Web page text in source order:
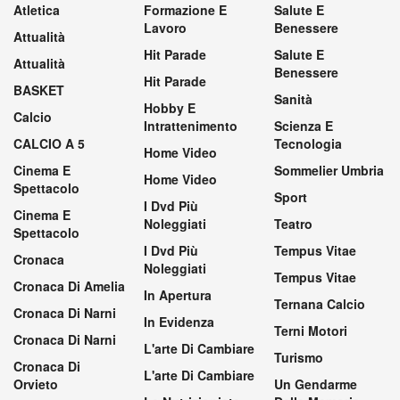
Atletica
Attualità
Attualità
BASKET
Calcio
CALCIO A 5
Cinema E
Spettacolo
Cinema E
Spettacolo
Cronaca
Cronaca Di Amelia
Cronaca Di Narni
Cronaca Di Narni
Cronaca Di
Orvieto
Formazione E
Lavoro
Hit Parade
Hit Parade
Hobby E
Intrattenimento
Home Video
Home Video
I Dvd Più
Noleggiati
I Dvd Più
Noleggiati
In Apertura
In Evidenza
L'arte Di Cambiare
L'arte Di Cambiare
Salute E
Benessere
Salute E
Benessere
Sanità
Scienza E
Tecnologia
Sommelier Umbria
Sport
Teatro
Tempus Vitae
Tempus Vitae
Ternana Calcio
Terni Motori
Turismo
Un Gendarme